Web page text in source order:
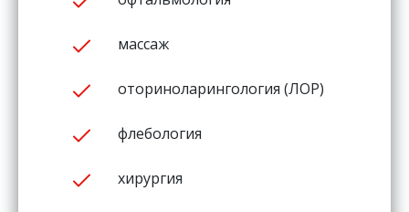
массаж
оториноларингология (ЛОР)
флебология
хирургия